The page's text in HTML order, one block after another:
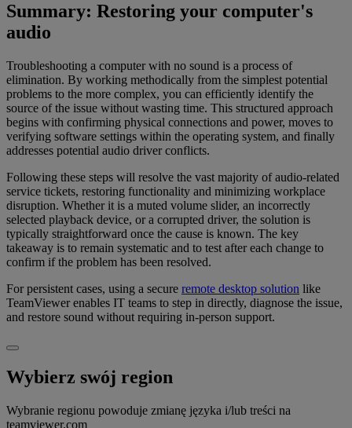
Summary: Restoring your computer's
audio
Troubleshooting a computer with no sound is a process of
elimination. By working methodically from the simplest potential
problems to the more complex, you can efficiently identify the
source of the issue without wasting time. This structured approach
begins with confirming physical connections and power, moves to
verifying software settings within the operating system, and finally
addresses potential audio driver conflicts.
Following these steps will resolve the vast majority of audio-related
service tickets, restoring functionality and minimizing workplace
disruption. Whether it is a muted volume slider, an incorrectly
selected playback device, or a corrupted driver, the solution is
typically straightforward once the cause is known. The key
takeaway is to remain systematic and to test after each change to
confirm if the problem has been resolved.
For persistent cases, using a secure remote desktop solution like
TeamViewer enables IT teams to step in directly, diagnose the issue,
and restore sound without requiring in-person support.
Wybierz swój region
Wybranie regionu powoduje zmianę języka i/lub treści na
teamviewer.com